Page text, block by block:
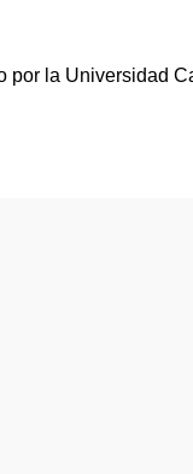
la Universidad